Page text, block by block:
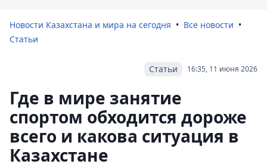
Новости Казахстана и мира на сегодня
Все новости
Статьи
16:35, 11 июня 2026
Статьи
Где в мире занятие
спортом обходится дороже
всего и какова ситуация в
Казахстане